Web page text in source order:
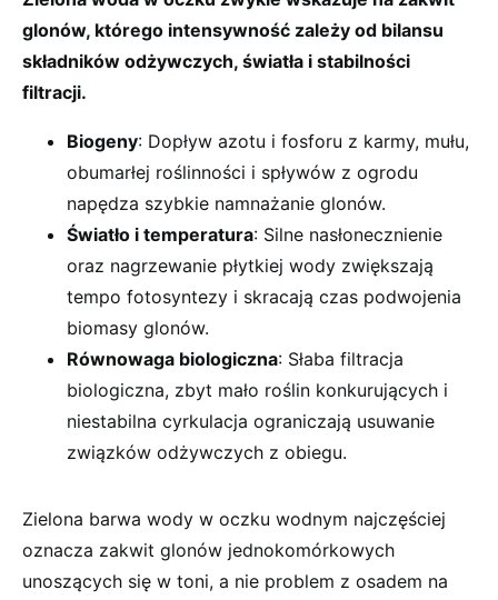
glonów, którego intensywność zależy od bilansu
składników odżywczych, światła i stabilności
filtracji.
Biogeny: Dopływ azotu i fosforu z karmy, mułu,
obumarłej roślinności i spływów z ogrodu
napędza szybkie namnażanie glonów.
Światło i temperatura: Silne nasłonecznienie
oraz nagrzewanie płytkiej wody zwiększają
tempo fotosyntezy i skracają czas podwojenia
biomasy glonów.
Równowaga biologiczna: Słaba filtracja
biologiczna, zbyt mało roślin konkurujących i
niestabilna cyrkulacja ograniczają usuwanie
związków odżywczych z obiegu.
Zielona barwa wody w oczku wodnym najczęściej
oznacza zakwit glonów jednokomórkowych
unoszących się w toni, a nie problem z osadem na